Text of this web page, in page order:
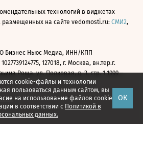
cookie-файлы и технологии
пользоваться данным сайтом, вы
на использование файлов cookie
в соответствии с Политикой в
данных.
ОК
технологий в виджетах
размещенных на сайте vedomosti.ru: СМИ2,
Бизнес Ньюс Медиа, ИНН/КПП
127018, г. Москва, вн.тер.г.
Роща, ул. Полковая, д. 3, стр. 1 1999—